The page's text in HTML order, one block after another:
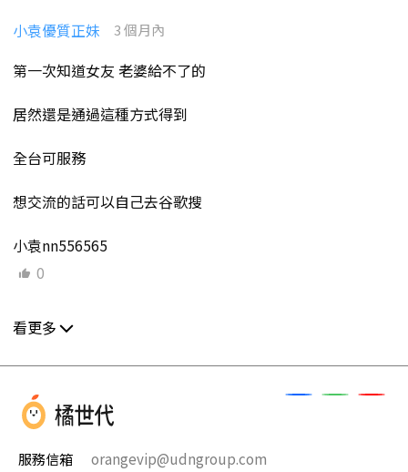
小袁優質正妹 3 個月內
第一次知道女友 老婆給不了的
居然還是通過這種方式得到
全台可服務
想交流的話可以自己去谷歌搜
小袁nn556565
0
看更多
服務信箱 orangevip@udngroup.com